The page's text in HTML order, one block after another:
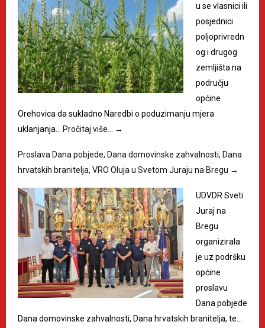
u se vlasnici ili
posjednici
poljoprivredn
og i drugog
zemljišta na
području
općine
Orehovica da sukladno Naredbi o poduzimanju mjera
uklanjanja…
Pročitaj više… →
Proslava Dana pobjede, Dana domovinske zahvalnosti, Dana
hrvatskih branitelja, VRO Oluja u Svetom Juraju na Bregu →
UDVDR Sveti
Juraj na
Bregu
organizirala
je uz podršku
općine
proslavu
Dana pobjede
Dana domovinske zahvalnosti, Dana hrvatskih branitelja, te…